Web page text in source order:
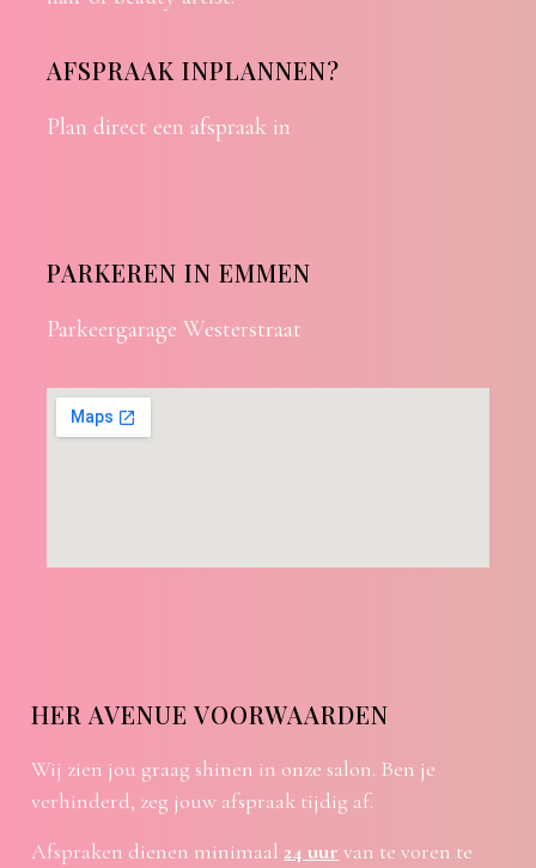
AFSPRAAK INPLANNEN?
Plan direct een afspraak in
PARKEREN IN EMMEN
Parkeergarage Westerstraat
HER AVENUE VOORWAARDEN
Wij zien jou graag shinen in onze salon. Ben je
verhinderd, zeg jouw afspraak tijdig af.
Afspraken dienen minimaal24 uur van te voren te